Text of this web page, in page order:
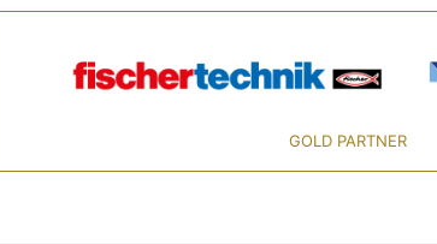
GOLD PARTNER